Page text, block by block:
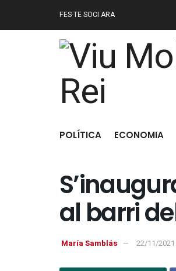
FES-TE SOCI ARA
POLÍTICA ECONOMIA
al barri
María Samblás 22/11/2021